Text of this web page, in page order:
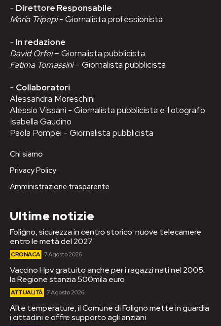
- Direttore Responsabile
Maria Tripepi- Giornalista professionista
- In redazione
David Orfei– Giornalista pubblicista
Fatima Tomassini– Giornalista pubblicista
- Collaboratori
Alessandra Moreschini
Alessio Vissani - Giornalista pubblicista e fotografo
Isabella Gaudino
Paola Pompei - Giornalista pubblicista
Chi siamo
Privacy Policy
Amministrazione trasparente
Ultime notizie
Foligno, sicurezza in centro storico: nuove telecamere
entro le metà del 2027
CRONACA 7 Agosto 2026
Vaccino Hpv gratuito anche per i ragazzi nati nel 2005:
la Regione stanzia 500mila euro
ATTUALITÀ 7 Agosto 2026
Alte temperature, il Comune di Foligno mette in guardia
i cittadini e offre supporto agli anziani